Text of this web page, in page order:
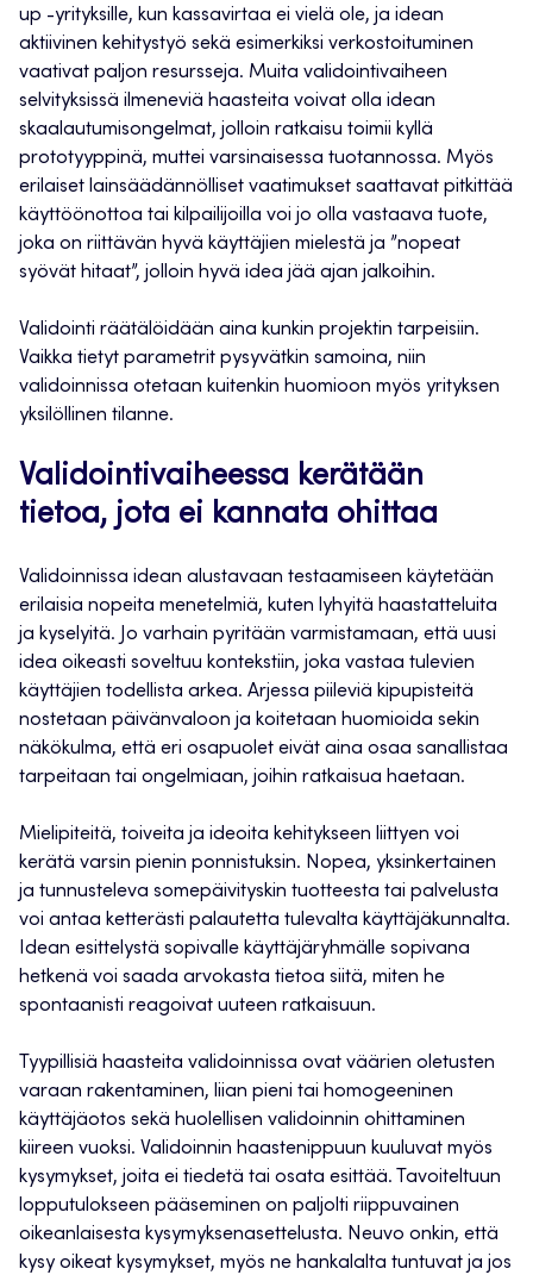
up -yrityksille, kun kassavirtaa ei vielä ole, ja idean
aktiivinen kehitystyö sekä esimerkiksi verkostoituminen
vaativat paljon resursseja. Muita validointivaiheen
selvityksissä ilmeneviä haasteita voivat olla idean
skaalautumisongelmat, jolloin ratkaisu toimii kyllä
prototyyppinä, muttei varsinaisessa tuotannossa. Myös
erilaiset lainsäädännölliset vaatimukset saattavat pitkittää
käyttöönottoa tai kilpailijoilla voi jo olla vastaava tuote,
joka on riittävän hyvä käyttäjien mielestä ja ”nopeat
syövät hitaat”, jolloin hyvä idea jää ajan jalkoihin.
Validointi räätälöidään aina kunkin projektin tarpeisiin.
Vaikka tietyt parametrit pysyvätkin samoina, niin
validoinnissa otetaan kuitenkin huomioon myös yrityksen
yksilöllinen tilanne.
Validointivaiheessa kerätään
tietoa, jota ei kannata ohittaa
Validoinnissa idean alustavaan testaamiseen käytetään
erilaisia nopeita menetelmiä, kuten lyhyitä haastatteluita
ja kyselyitä. Jo varhain pyritään varmistamaan, että uusi
idea oikeasti soveltuu kontekstiin, joka vastaa tulevien
käyttäjien todellista arkea. Arjessa piileviä kipupisteitä
nostetaan päivänvaloon ja koitetaan huomioida sekin
näkökulma, että eri osapuolet eivät aina osaa sanallistaa
tarpeitaan tai ongelmiaan, joihin ratkaisua haetaan.
Mielipiteitä, toiveita ja ideoita kehitykseen liittyen voi
kerätä varsin pienin ponnistuksin. Nopea, yksinkertainen
ja tunnusteleva somepäivityskin tuotteesta tai palvelusta
voi antaa ketterästi palautetta tulevalta käyttäjäkunnalta.
Idean esittelystä sopivalle käyttäjäryhmälle sopivana
hetkenä voi saada arvokasta tietoa siitä, miten he
spontaanisti reagoivat uuteen ratkaisuun.
Tyypillisiä haasteita validoinnissa ovat väärien oletusten
varaan rakentaminen, liian pieni tai homogeeninen
käyttäjäotos sekä huolellisen validoinnin ohittaminen
kiireen vuoksi. Validoinnin haastenippuun kuuluvat myös
kysymykset, joita ei tiedetä tai osata esittää. Tavoiteltuun
lopputulokseen pääseminen on paljolti riippuvainen
oikeanlaisesta kysymyksenasettelusta. Neuvo onkin, että
kysy oikeat kysymykset, myös ne hankalalta tuntuvat ja jos